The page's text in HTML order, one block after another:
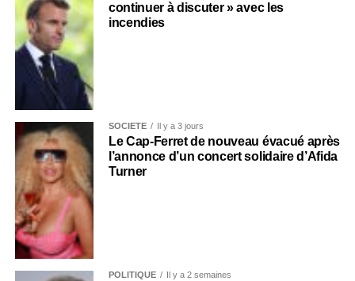
continuer à discuter » avec les
incendies
SOCIÉTÉ Il y a 3 jours
Le Cap-Ferret de nouveau évacué après
l’annonce d’un concert solidaire d’Afida
Turner
POLITIQUE Il y a 2 semaines